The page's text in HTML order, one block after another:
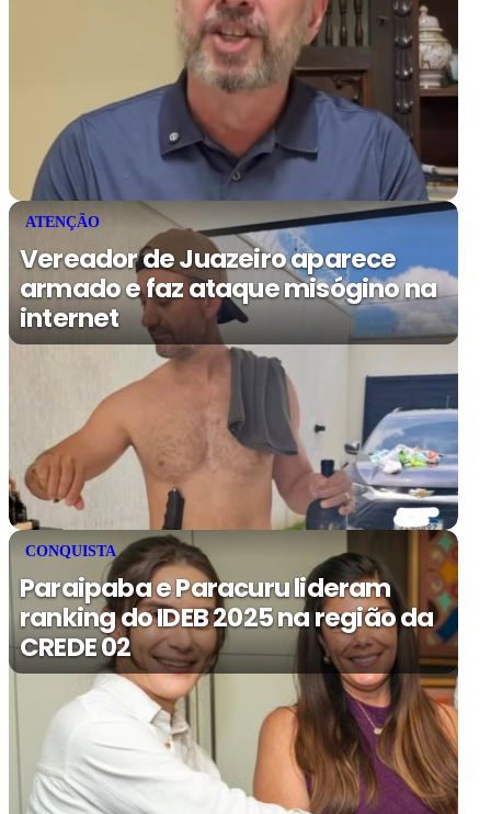
ATENÇÃO
Vereador de Juazeiro aparece
armado e faz ataque misógino na
internet
CONQUISTA
Paraipaba e Paracuru lideram
ranking do IDEB 2025 na região da
CREDE 02